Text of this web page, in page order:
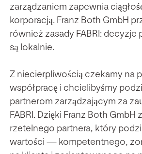
zarządzaniem zapewnia
korporacją. Franz Both GmbH
również zasady FABRI:
są lokalnie.
Z niecierpliwością czekamy na
współpracę i chcielibyśmy
partnerom zarządzającym za
FABRI. Dzięki Franz Both GmbH
rzetelnego partnera, który
wartości — kompetentnego,